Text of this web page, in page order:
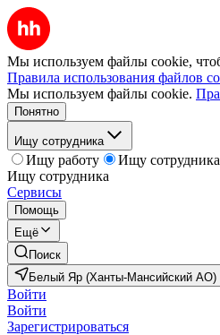
Мы используем файлы cookie,
Правила использования файлов
Мы используем файлы cookie.
Понятно
Ищу сотрудника
Ищу работу
Ищу сотрудника
Ищу сотрудника
Сервисы
Помощь
Ещё
Поиск
Белый Яр (Ханты-Мансийский АО)
Войти
Войти
Зарегистрироваться